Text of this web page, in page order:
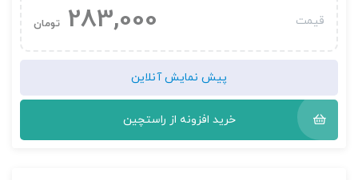
قیمت 283,000 تومان
پیش نمایش آنلاین
خرید افزونه از راستچین